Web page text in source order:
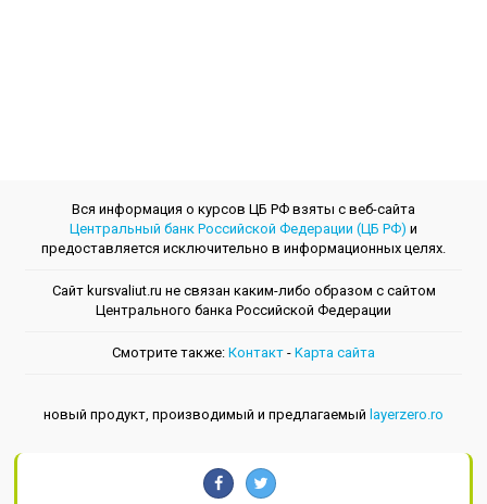
Вся информация о курсов ЦБ РФ взяты с веб-сайта
Центральный банк Российской Федерации (ЦБ РФ) и
предоставляется исключительно в информационных целях.
Сайт kursvaliut.ru не связан каким-либо образом с сайтом
Центрального банкa Российской Федерации
Смотрите также: Контакт - Kарта сайта
новый продукт, производимый и предлагаемый layerzero.ro